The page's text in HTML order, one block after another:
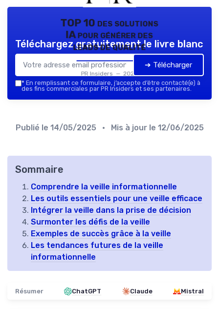
TOP 10 des solutions
IA pour générer des
leads de qualité
PR Insiders — 2026
Téléchargez gratuitement le livre blanc
➔ Télécharger
* En remplissant ce formulaire, j’accepte d’être contacté(e) à
des fins commerciales par PR Insiders et ses partenaires.
Publié le 14/05/2025 • Mis à jour le 12/06/2025
Sommaire
Comprendre la veille informationnelle
Les outils essentiels pour une veille efficace
Intégrer la veille dans la prise de décision
Surmonter les défis de la veille
Exemples de succès grâce à la veille
Les tendances futures de la veille
informationnelle
Résumer ChatGPT Claude Mistral